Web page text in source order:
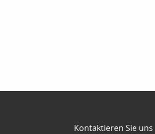
Kontaktieren Sie uns